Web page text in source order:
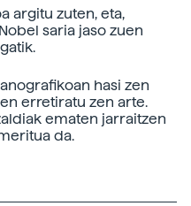
argitu zuten, eta,
saria jaso zuen
hasi zen
erretiratu zen arte.
ematen jarraitzen
da.